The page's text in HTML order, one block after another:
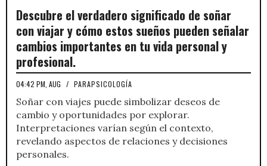
Descubre el verdadero significado de soñar
con viajar y cómo estos sueños pueden señalar
cambios importantes en tu vida personal y
profesional.
04:42 PM, AUG / PARAPSICOLOGÍA
Soñar con viajes puede simbolizar deseos de
cambio y oportunidades por explorar.
Interpretaciones varían según el contexto,
revelando aspectos de relaciones y decisiones
personales.